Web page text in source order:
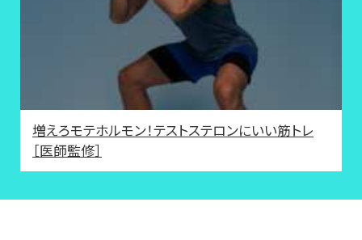
増えろモテホルモン！テストステロンにいい筋トレ
［医師監修］